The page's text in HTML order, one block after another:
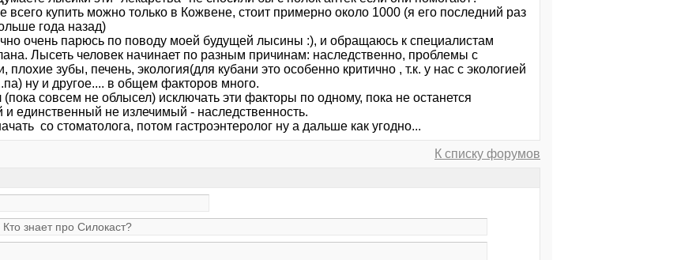
всего купить можно только в Кожвене, стоит примерно около 1000 (я его последний раз
года назад)
очень парюсь по поводу моей будущей лысины :), и обращаюсь к специалистам
Лысеть человек начинает по разным причинам: наследственно, проблемы с
плохие зубы, печень, экология(для кубани это особенно критично , т.к. у нас с экологией
ну и другое.... в общем факторов много.
совсем не облысел) исключать эти факторы по одному, пока не останется
и единственный не излечимый - наследственность.
со стоматолога, потом гастроэнтеролог ну а дальше как угодно...
К списку форумов